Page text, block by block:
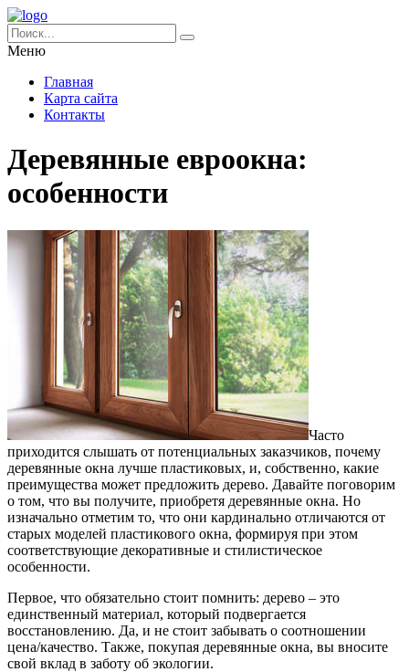
Меню
Главная
Карта сайта
Контакты
Деревянные евроокна:
особенности
Часто
приходится слышать от потенциальных заказчиков, почему
деревянные окна лучше пластиковых, и, собственно, какие
преимущества может предложить дерево. Давайте поговорим
о том, что вы получите, приобретя деревянные окна. Но
изначально отметим то, что они кардинально отличаются от
старых моделей пластикового окна, формируя при этом
соответствующие декоративные и стилистическое
особенности.
Первое, что обязательно стоит помнить: дерево – это
единственный материал, который подвергается
восстановлению. Да, и не стоит забывать о соотношении
цена/качество. Также, покупая деревянные окна, вы вносите
свой вклад в заботу об экологии.